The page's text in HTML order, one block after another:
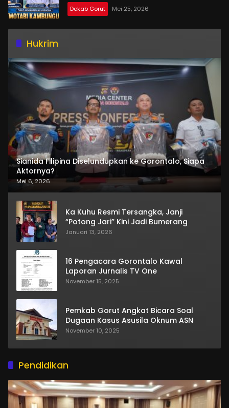
Dekab Gorut Mei 25, 2026
Hukrim
Sianida Filipina Diselundupkan ke Gorontalo, Siapa
Aktornya?
Mei 6, 2026
Ka Kuhu Resmi Tersangka, Janji
“Potong Jari” Kini Jadi Bumerang
Januari 13, 2026
16 Pengacara Gorontalo Kawal
Laporan Jurnalis TV One
November 15, 2025
Pemkab Gorut Angkat Bicara Soal
Dugaan Kasus Asusila Oknum ASN
November 10, 2025
Pendidikan